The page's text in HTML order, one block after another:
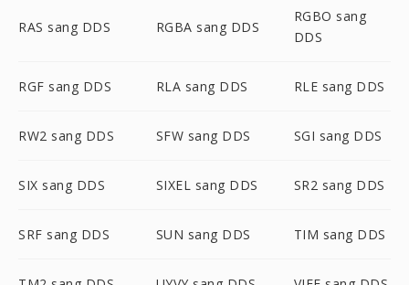
RAS sang DDS RGBA sang DDS
RGBO sang
DDS
RGF sang DDS RLA sang DDS RLE sang DDS
RW2 sang DDS SFW sang DDS SGI sang DDS
SIX sang DDS SIXEL sang DDS SR2 sang DDS
SRF sang DDS SUN sang DDS TIM sang DDS